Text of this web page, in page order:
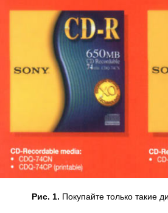
Рис. 1. Покупайте только такие